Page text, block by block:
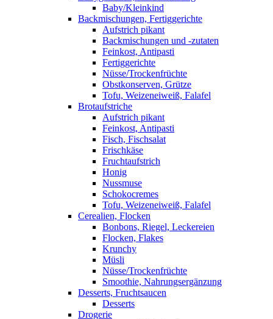
Baby/Kleinkind
Backmischungen, Fertiggerichte
Aufstrich pikant
Backmischungen und -zutaten
Feinkost, Antipasti
Fertiggerichte
Nüsse/Trockenfrüchte
Obstkonserven, Grütze
Tofu, Weizeneiweiß, Falafel
Brotaufstriche
Aufstrich pikant
Feinkost, Antipasti
Fisch, Fischsalat
Frischkäse
Fruchtaufstrich
Honig
Nussmuse
Schokocremes
Tofu, Weizeneiweiß, Falafel
Cerealien, Flocken
Bonbons, Riegel, Leckereien
Flocken, Flakes
Krunchy
Müsli
Nüsse/Trockenfrüchte
Smoothie, Nahrungsergänzung
Desserts, Fruchtsaucen
Desserts
Drogerie